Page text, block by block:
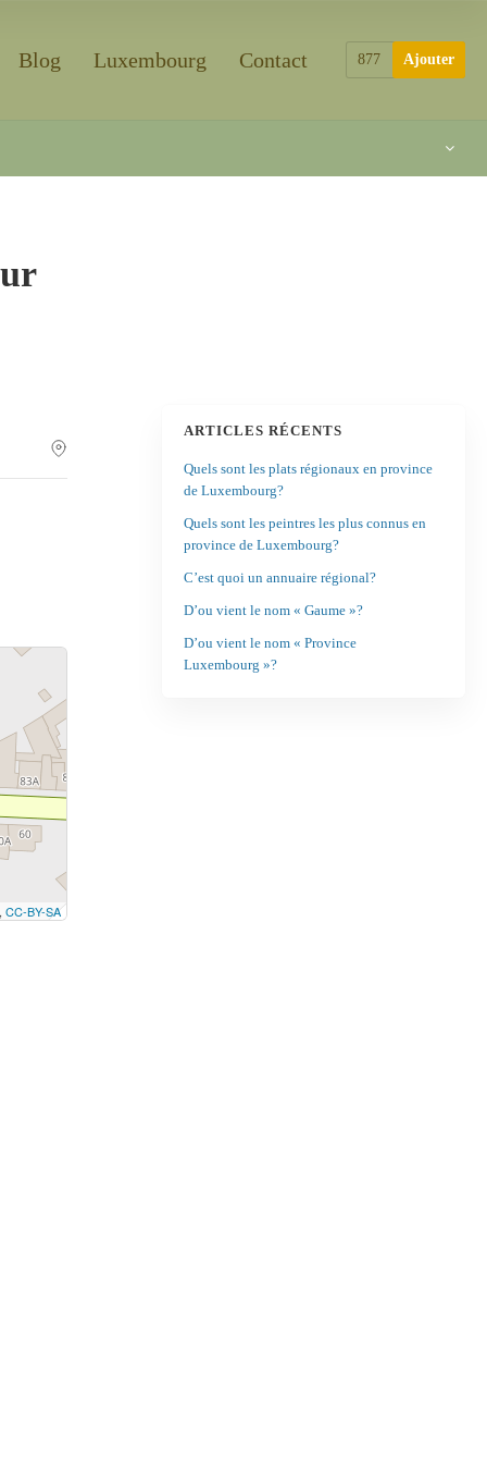
Blog Luxembourg Contact 877 Ajouter
CC-BY-SA
ARTICLES RÉCENTS
Quels sont les plats régionaux en province
de Luxembourg?
Quels sont les peintres les plus connus en
province de Luxembourg?
C’est quoi un annuaire régional?
D’ou vient le nom « Gaume »?
D’ou vient le nom « Province
Luxembourg »?